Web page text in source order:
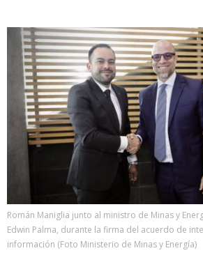
Román Maniglia junto al ministro de Minas y
Edwin Palma, durante la firma del acuerdo de
información (Foto Ministerio de Minas y Energía)